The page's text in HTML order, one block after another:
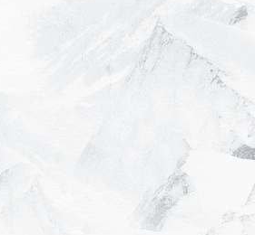
Excellent enneigement